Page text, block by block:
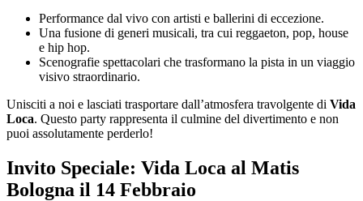
Performance dal vivo con artisti e ballerini di eccezione.
Una fusione di generi musicali, tra cui reggaeton, pop, house
e hip hop.
Scenografie spettacolari che trasformano la pista in un viaggio
visivo straordinario.
Unisciti a noi e lasciati trasportare dall’atmosfera travolgente di Vida
Loca. Questo party rappresenta il culmine del divertimento e non
puoi assolutamente perderlo!
Invito Speciale: Vida Loca al Matis
Bologna il 14 Febbraio